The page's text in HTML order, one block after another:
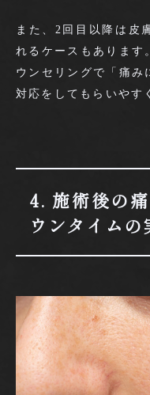
また、2回目以降は皮
れるケースもあります
ウンセリングで「痛み
対応をしてもらいやす
4. 施術後の
ウンタイムの